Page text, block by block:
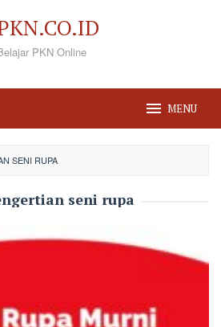
PKN Online
MENU
SENI RUPA
seni rupa